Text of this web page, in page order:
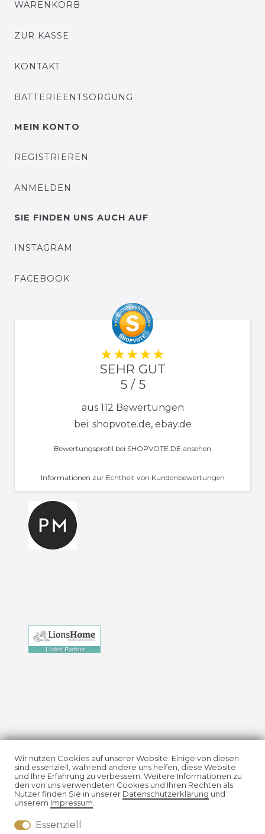
WARENKORB
ZUR KASSE
KONTAKT
BATTERIEENTSORGUNG
MEIN KONTO
REGISTRIEREN
ANMELDEN
SIE FINDEN UNS AUCH AUF
INSTAGRAM
FACEBOOK
SEHR GUT
5 / 5
aus 112 Bewertungen
bei: shopvote.de, ebay.de
Bewertungsprofil bei SHOPVOTE.DE ansehen
Informationen zur Echtheit von Kundenbewertungen
Impressum Daten­schutz­erklärung
AGB
Wir nutzen Cookies auf unserer Website. Einige von diesen
sind essenziell, während andere uns helfen, diese Website
und Ihre Erfahrung zu verbessern. Weitere Informationen zu
den von uns verwendeten Cookies und Ihren Rechten als
Nutzer finden Sie in unserer Daten­schutz­erklärung und
unserem Impressum.
Essenziell